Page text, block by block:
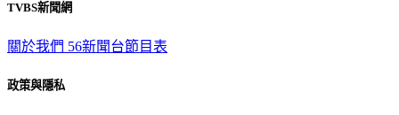
TVBS新聞網
關於我們 56新聞台節目表
政策與隱私